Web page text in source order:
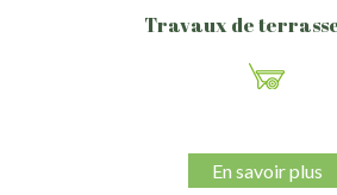
Travaux de
En savoir plus